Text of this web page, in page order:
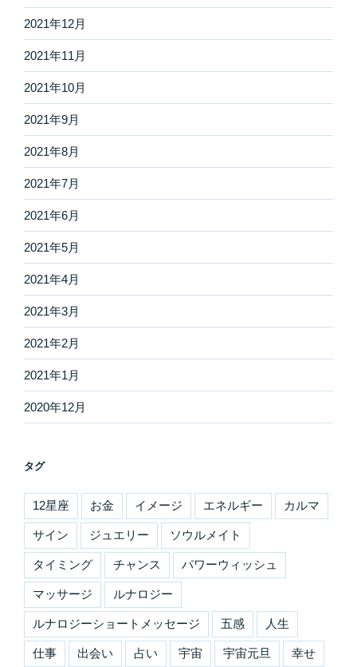
2021年12月
2021年11月
2021年10月
2021年9月
2021年8月
2021年7月
2021年6月
2021年5月
2021年4月
2021年3月
2021年2月
2021年1月
2020年12月
タグ
12星座 お金 イメージ エネルギー カルマ
サイン ジュエリー ソウルメイト
タイミング チャンス パワーウィッシュ
マッサージ ルナロジー
ルナロジーショートメッセージ 五感 人生
仕事 出会い 占い 宇宙 宇宙元旦 幸せ